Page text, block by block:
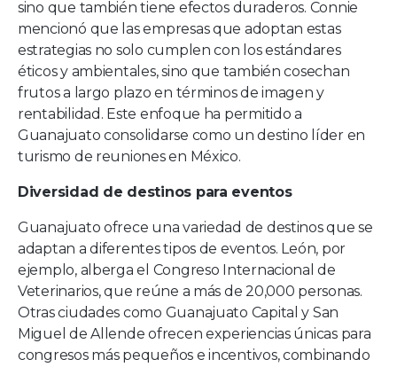
sino que también tiene efectos duraderos. Connie
mencionó que las empresas que adoptan estas
estrategias no solo cumplen con los estándares
éticos y ambientales, sino que también cosechan
frutos a largo plazo en términos de imagen y
rentabilidad. Este enfoque ha permitido a
Guanajuato consolidarse como un destino líder en
turismo de reuniones en México.
Diversidad de destinos para eventos
Guanajuato ofrece una variedad de destinos que se
adaptan a diferentes tipos de eventos. León, por
ejemplo, alberga el Congreso Internacional de
Veterinarios, que reúne a más de 20,000 personas.
Otras ciudades como Guanajuato Capital y San
Miguel de Allende ofrecen experiencias únicas para
congresos más pequeños e incentivos, combinando